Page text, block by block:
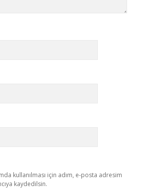
kullanılması için adım, e-posta adresim
kaydedilsin.